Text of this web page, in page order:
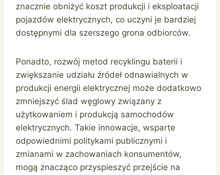
znacznie obniżyć koszt produkcji i eksploatacji
pojazdów elektrycznych, co uczyni je bardziej
dostępnymi dla szerszego grona odbiorców.
Ponadto, rozwój metod recyklingu baterii i
zwiększanie udziału źródeł odnawialnych w
produkcji energii elektrycznej może dodatkowo
zmniejszyć ślad węglowy związany z
użytkowaniem i produkcją samochodów
elektrycznych. Takie innowacje, wsparte
odpowiednimi politykami publicznymi i
zmianami w zachowaniach konsumentów,
mogą znacząco przyspieszyć przejście na